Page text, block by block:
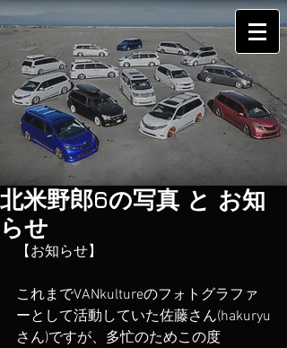
北米野郎6の写真 と お知
らせ
【お知らせ】
これまでVANkultureのフォトグラファ
ーとして活動していた佐藤さん(hakuryu
さん)ですが、多忙のためこの度